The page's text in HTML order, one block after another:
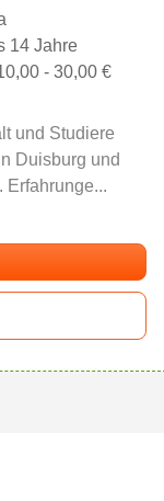
14 Jahre
- 30,00 €
und Studiere
Duisburg und
Erfahrunge...